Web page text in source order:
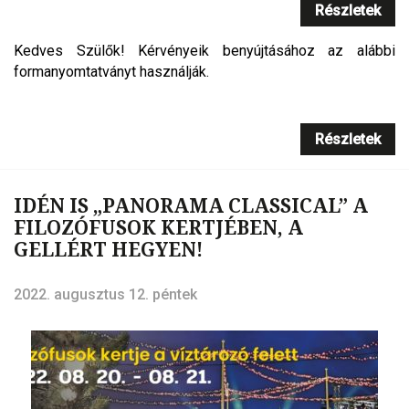
Részletek
Kedves Szülők! Kérvényeik benyújtásához az alábbi
formanyomtatványt használják.
Részletek
IDÉN IS „PANORAMA CLASSICAL” A
FILOZÓFUSOK KERTJÉBEN, A
GELLÉRT HEGYEN!
2022. augusztus 12. péntek